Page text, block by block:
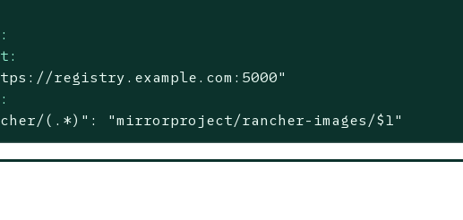
registry.example.com:5000"
(.*)" : "mirrorproject/rancher-images/$1"